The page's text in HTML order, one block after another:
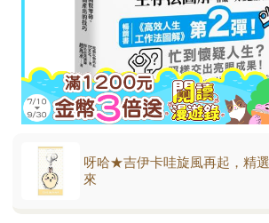
呀哈★吉伊卡哇旋風再起，精
來